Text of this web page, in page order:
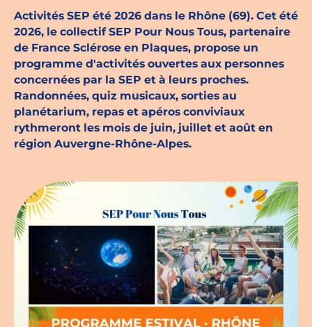
Actualités
Espace presse
Espace chercheurs
Mon compte
Activités SEP été 2026 dans le Rhône (69). Cet été
2026, le collectif SEP Pour Nous Tous, partenaire
de France Sclérose en Plaques, propose un
programme d'activités ouvertes aux personnes
concernées par la SEP et à leurs proches.
Randonnées, quiz musicaux, sorties au
planétarium, repas et apéros conviviaux
rythmeront les mois de juin, juillet et août en
région Auvergne-Rhône-Alpes.